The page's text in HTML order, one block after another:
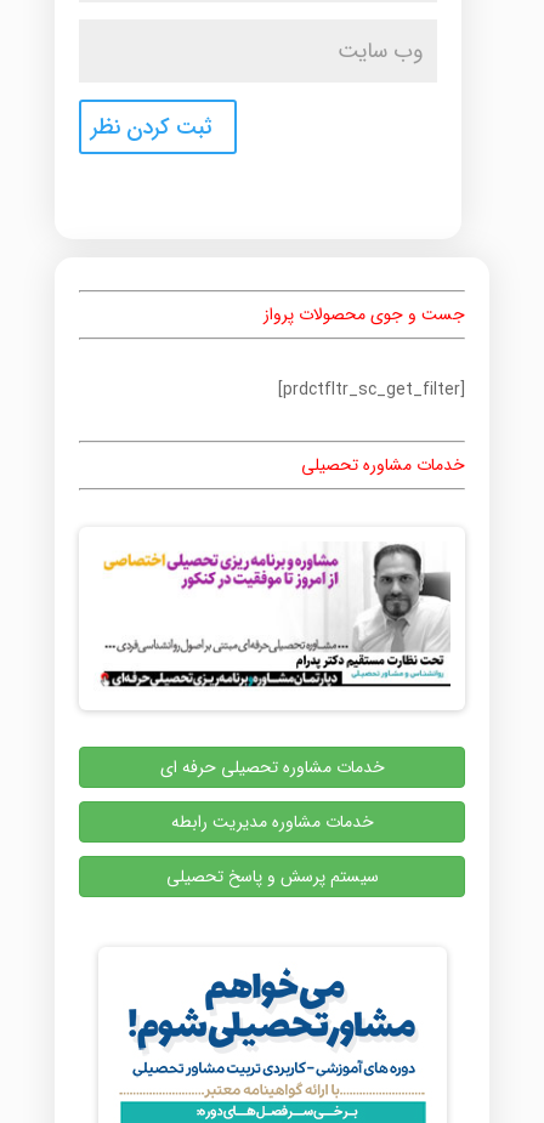
جست و جوی محصولات پرواز
[prdctfltr_sc_get_filter]
خدمات مشاوره تحصیلی
خدمات مشاوره تحصیلی حرفه ای
خدمات مشاوره مدیریت رابطه
سیستم پرسش و پاسخ تحصیلی